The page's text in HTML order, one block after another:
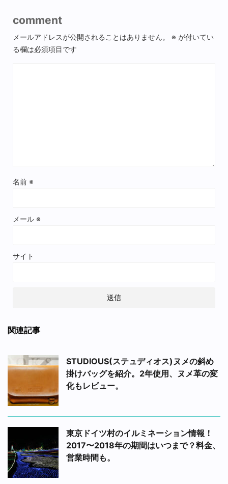
comment
メールアドレスが公開されることはありません。 ※ が付いてい
る欄は必須項目です
名前 ※
メール ※
サイト
関連記事
STUDIOUS(ステュディオス)ヌメの斜め
掛けバッグを紹介。2年使用、ヌメ革の変
化もレビュー。
東京ドイツ村のイルミネーション情報！
2017〜2018年の期間はいつまで？料金、
営業時間も。